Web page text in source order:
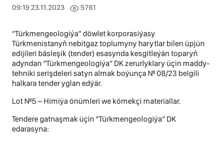
09:19 23.11.2023 5761
“Türkmengeologiýa” döwlet korporasiýasy
Türkmenistanyň nebitgaz toplumyny harytlar bilen üpjün
edijileri bäsleşik (tender) esasynda kesgitleýän toparyň
adyndan “Türkmengeologiýa” DK zerurlyklary üçin maddy-
tehniki serişdeleri satyn almak boýunça № 08/23 belgili
halkara tender yglan edýär.
Lot №5 – Himiýa önümleri we kömekçi materiallar.
Tendere gatnaşmak üçin “Türkmengeologiýa” DK
edarasyna: